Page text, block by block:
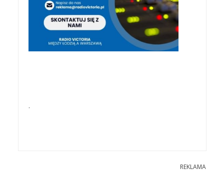
.
REKLAMA